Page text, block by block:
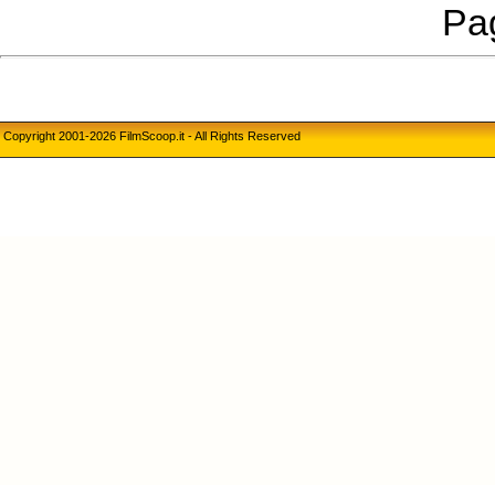
Copyright 2001-2026 FilmScoop.it - All Rights Reserved